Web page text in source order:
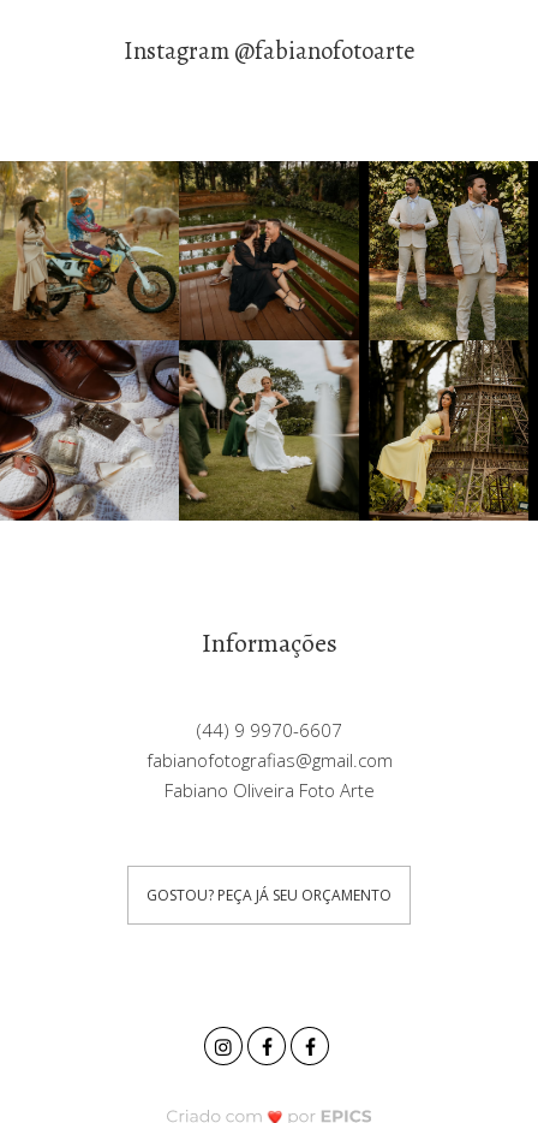
Instagram @fabianofotoarte
Informações
(44) 9 9970-6607
fabianofotografias@gmail.com
Fabiano Oliveira Foto Arte
GOSTOU? PEÇA JÁ SEU ORÇAMENTO